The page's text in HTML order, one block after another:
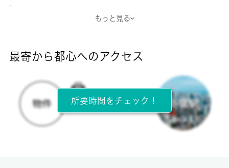
-
所在階
1階 / 2階建
もっと見る
最寄から都心へのアクセス
所要時間をチェック！